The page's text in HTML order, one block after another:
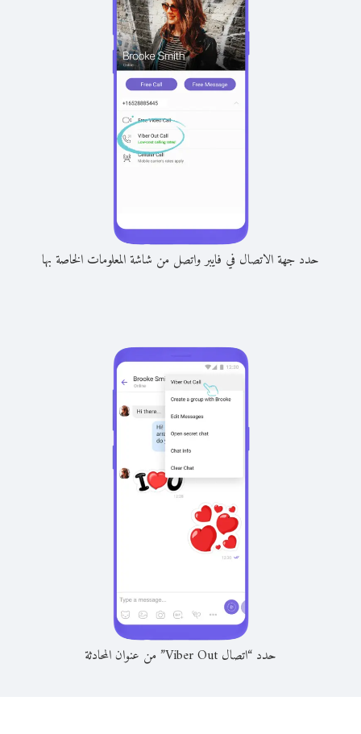
حدد جهة الاتصال في فايبر واتصل من شاشة المعلومات الخاصة بها
حدد “اتصال Viber Out” من عنوان المحادثة